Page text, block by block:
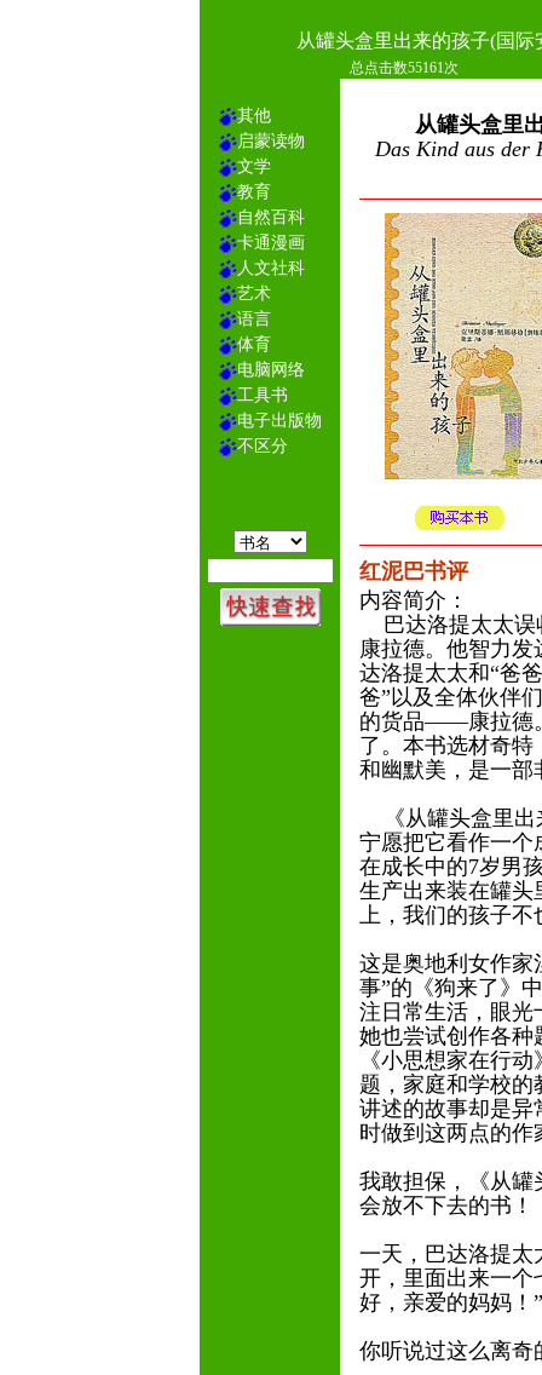
从罐头盒里出来的孩子(国
总点击数55161次
其他
启蒙读物
文学
教育
自然百科
卡通漫画
人文社科
艺术
语言
体育
电脑网络
工具书
电子出版物
不区分
从罐头盒里
Das Kind aus der
红泥巴书评
内容简介：
巴达洛提太太误
康拉德。他智力发
达洛提太太和“爸
爸”以及全体伙伴
的货品——康拉德
了。本书选材奇
和幽默美，是一
《从罐头盒里出
宁愿把它看作一个
在成长中的7岁男
生产出来装在罐头
上，我们的孩子
这是奥地利女作家
事”的《狗来了》
注日常生活，眼光
她也尝试创作各种
《小思想家在行
题，家庭和学校
讲述的故事却是异
时做到这两点的
我敢担保，《从罐
会放不下去的书！
一天，巴达洛提太
开，里面出来一个
好，亲爱的妈妈！
你听说过这么离